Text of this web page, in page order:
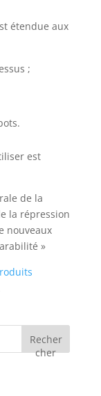
étendue aux
;
est
de la
la répression
nouveaux
»
Recher
cher